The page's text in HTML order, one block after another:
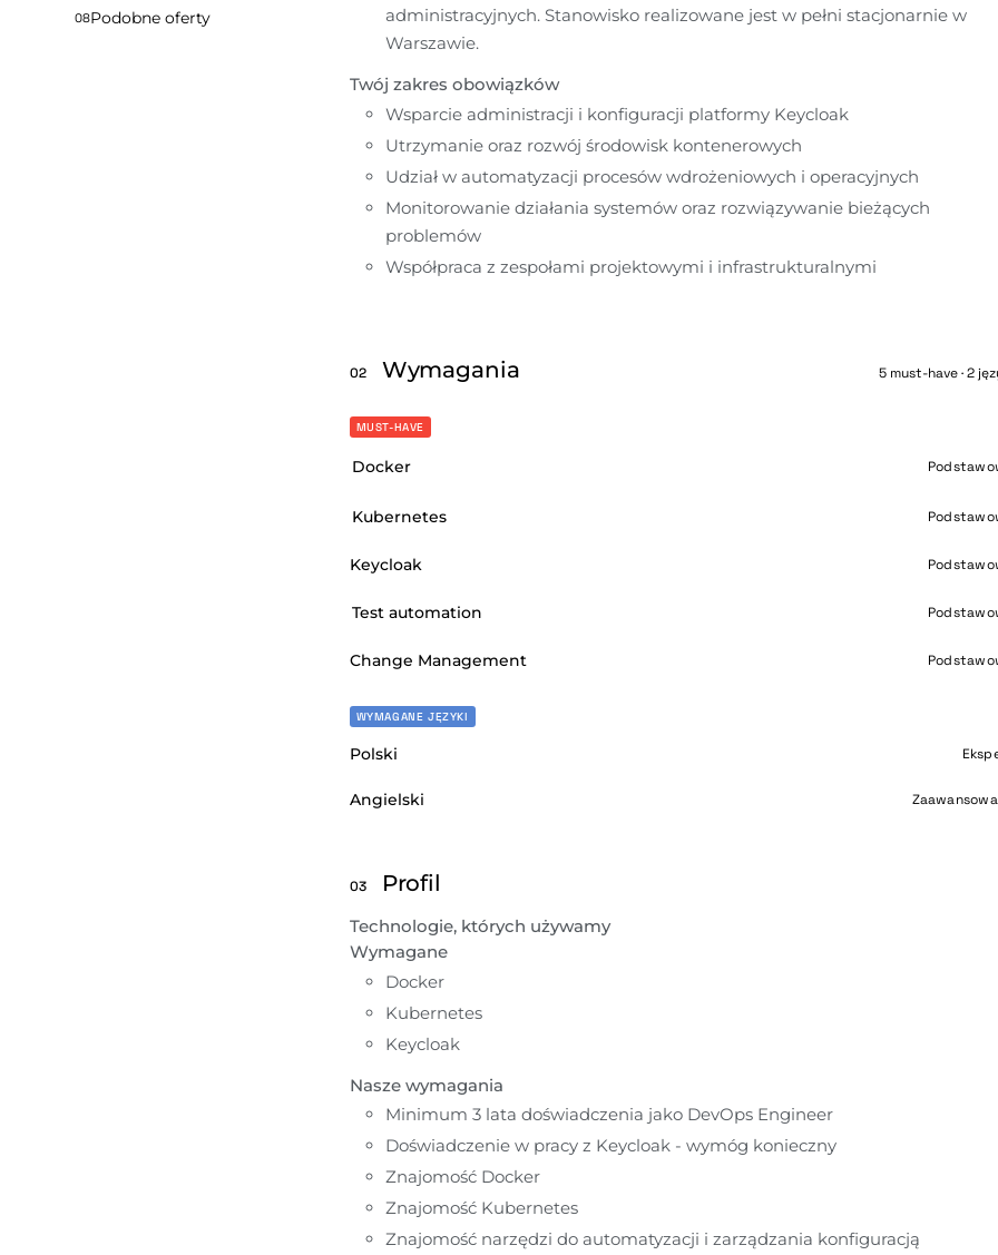
08Podobne oferty
administracyjnych. Stanowisko realizowane jest w pełni stacjonarnie w
Warszawie.
Twój zakres obowiązków
Wsparcie administracji i konfiguracji platformy Keycloak
Utrzymanie oraz rozwój środowisk kontenerowych
Udział w automatyzacji procesów wdrożeniowych i operacyjnych
Monitorowanie działania systemów oraz rozwiązywanie bieżących
problemów
Współpraca z zespołami projektowymi i infrastrukturalnymi
02 Wymagania 5 must-have · 2
MUST-HAVE
Docker
Kubernetes
Keycloak
Test automation
Change Management
WYMAGANE JĘZYKI
Polski
Angielski
03 Profil
Technologie, których używamy
Wymagane
Docker
Kubernetes
Keycloak
Nasze wymagania
Minimum 3 lata doświadczenia jako DevOps Engineer
Doświadczenie w pracy z Keycloak - wymóg konieczny
Znajomość Docker
Znajomość Kubernetes
Znajomość narzędzi do automatyzacji i zarządzania konfiguracją